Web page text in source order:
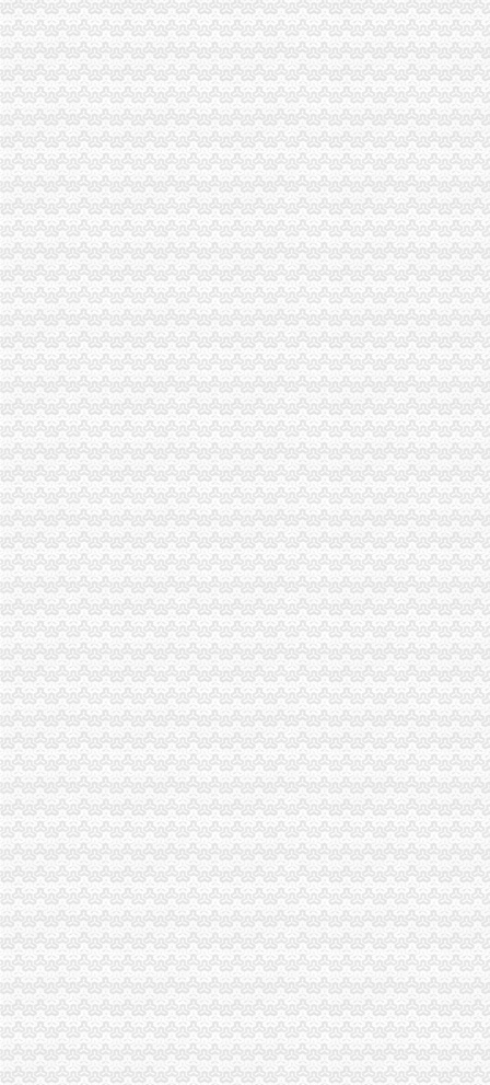
丰都县举行批微型企业营业执照发放仪式
秀山县完成批20户微型企业营业执照发放工作
江津局“八个统一”重庆公司注销加食品流通许可发放工作
涪陵局高度关注媒体舆论及时加节后月饼市重庆公司注销场监管
沙坪坝局重庆分公司注销三举措帮扶中小企业融资4.8亿元
市局机关委开展“双节”重庆分公司注销走访问活动
丰都消委会全力为民维权挽回经济损失10余万元
北碚局开展“绿化母亲河、保护嘉陵江、再造缙云山”重庆营业执照注销捐资造林
永川局重庆税务注销被评为全国工商行政管理系统法制工作先进集体
工商动态
我市重庆分公司注销出台在校大创办微型企业相关办法
批全国外资登记管理干部业务交流会在高新区局重庆代办公司成功召开
双桥区采取多项措施化微型企业发展
大足局重庆税务注销查处一起商业贿赂案
全市重庆分公司注销工商系统加对问题锦湖轮胎退市监管工作
沙坪坝局重庆税务注销认真开展房地产广告整
南岸局与公安部门构建“三项机制”重庆分公司注销推动食品安全专项整工作
江北局查处一起销售侵“牌”重庆代办公司注册商标专用权洋酒案
大足局查获侵商标专用权的重庆分公司注销“九” 豆浆机49台
渝中局重庆代办公司开展无照经营小旅馆专项取缔行动
重庆出台个企业信用信息征集和公开管理规范文件
“和硕联合”重庆公司注销正式落户两江新区
2010年重庆市重庆税务注销流通领域激光视盘机质量监测况
渝北局在网络购物领域查获56万元的重庆公司注销冒侵权商品
奉节局推行“十个一”重庆分公司注销确保果农用上放心农资
拓展工商职能 落实“五个更加”重庆公司注销 市召开全市工商行政管理工作会议
市局六项措施推进“双”重庆营业执照注销行动后期工作
市重庆公司注销消处迅速达贯彻全市工商工作会议精
波局重庆营业执照注销长到巴南局调研
北部新区局及时达全市重庆公司注销工商行政管理工作会议精
江津局重庆代办公司找准四个突破口切实加政务信息工作
大渡口局重庆营业执照注销四措施认真贯彻落实波局长视察指示精
江北局重庆公司注销华新所创新形式丰富载体深入开展创先争优活动
驻市重庆分公司注销局纪检组监察室连续三年获青年人才论坛纪检监察分论坛
经开区局四措并举深入开展“创先争优”重庆税务注销活动
綦江县委书记王越对该县微企发展工作提出三点要求
北碚局干部被评为“全国工商行政管理系统法制工作先进个人”重庆营业执照注销
永川局“四个一”重庆公司注销措施深入开展“唱读讲”活动
2010中国重庆·青年人才论坛工商系统分论坛成功举办
綦江县举行微型企业营业执照发放仪式
永川局“四突出”重庆税务注销整旅游市场及节日市场
梁平局重庆分公司注销全面完成微型企业发展试点工作
北碚区副区长刘彤对微型企业发展提出四点要求
酉局“四化”重庆税务注销进一步做好政务信息和外宣工作
渝中局重庆分公司注销朝天门所三举措倾力服务微型企业发展
武隆局以五个“零服务”重庆营业执照注销全力推进微型企业发展
北部新区局重庆公司注销开辟绿通道服务微型企业发展受赞誉